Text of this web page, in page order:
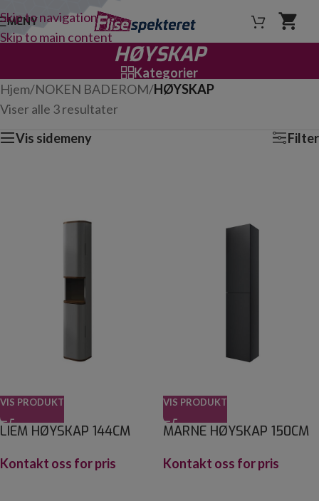
Skip to navigation
Skip to main content
MENY
HØYSKAP
Kategorier
Hjem/NOKEN BADEROM/HØYSKAP
Viser alle 3 resultater
Vis sidemeny
Filter
VIS PRODUKT
LIEM HØYSKAP 144CM
Kontakt oss for pris
VIS PRODUKT
MARNE HØYSKAP 150CM
Kontakt oss for pris